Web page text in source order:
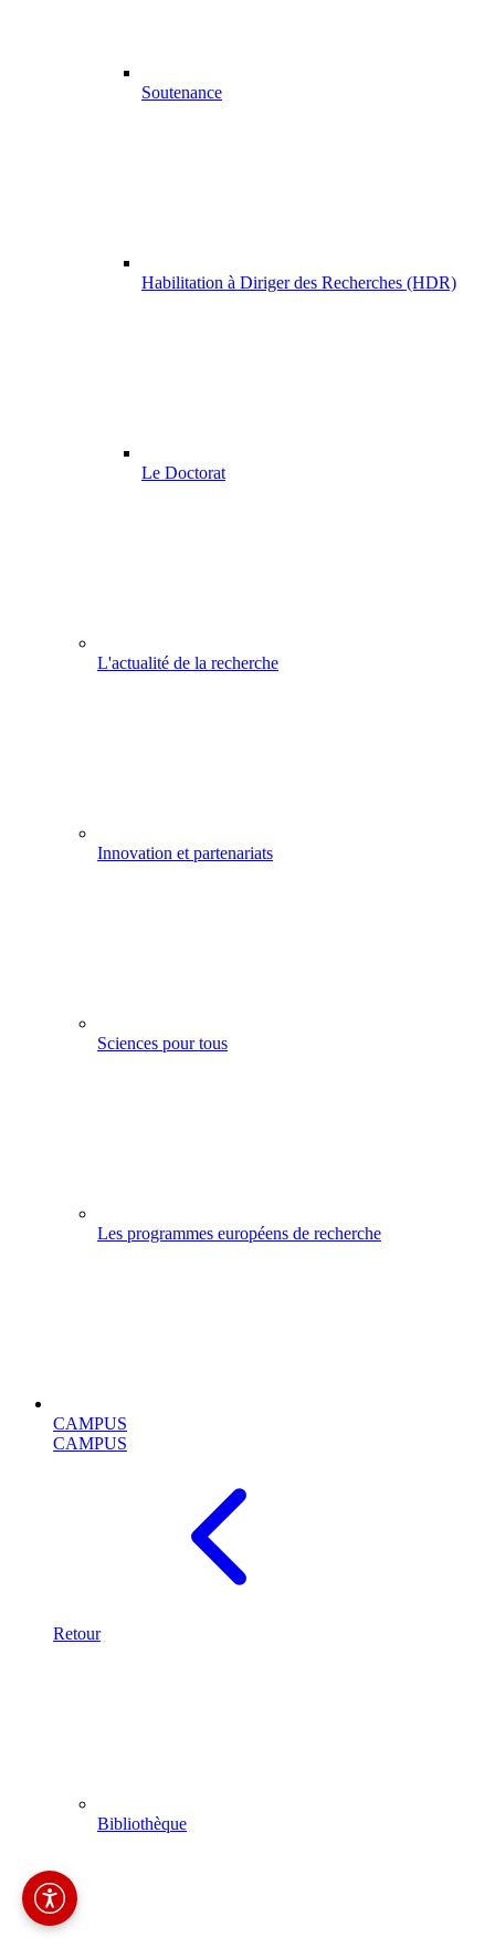
Soutenance
Habilitation à Diriger des Recherches (HDR)
Le Doctorat
L'actualité de la recherche
Innovation et partenariats
Sciences pour tous
Les programmes européens de recherche
CAMPUS
CAMPUS
Retour
Bibliothèque